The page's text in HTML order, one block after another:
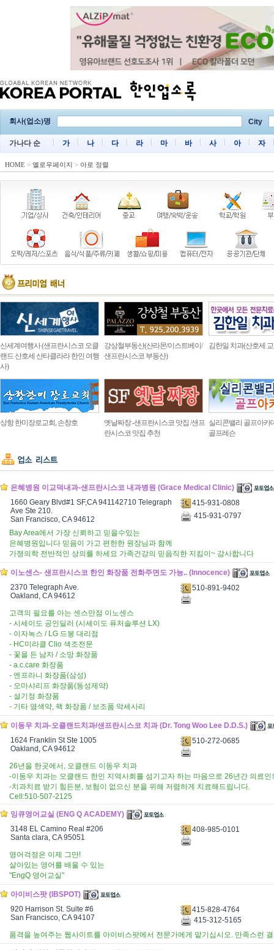
회사(업소)명 City
가나다 순 가 나 다 라 마 바 사 아 자
HOME > 옐로우페이지 > 아로 정렬
신세계여행사 (샌프란시스코 오클
랜드 산호세 산타클라라 한인 여행
사)
강상철부동산(산라몬/이스트베이/
샌프란시스코 부동산)
김한일 치과(산호세
상항 한미장로교회, 손창호
옛날짜장 -샌프란시스코 맛집 /샌프
란시스코 맛집 추천
실리콘밸리 골프아카
골프레슨
은혜병원 이교덕내과-샌프란시스코 내과병원 (Grace Medical Clinic)
1660 Geary Blvd#1 SF,CA 941142710 Telegraph
Ave Ste 210.
San Francisco, CA 94612
415-931-0808
415-931-0797
Bay Area에서 가장 신뢰하고 믿을수있는
은혜병원입니다 믿음이 가고 편한한 원장님과 함께
가졍의학 전반적인 상의를 하세요 가족건강의 믿음직한 지킴이~ 감사합니다
이노센스- 샌프란시스코 한인 화장품 전화주면도 가능.. (Innocence)
2370 Telegraph Ave.
Oakland, CA 94612
510-891-9402
고객의 필요를 아는 센스만점 이노센스
- 시세이도 공인딜러 (시세이도 퓨처솔루션 LX)
- 이자녹스 / LG 드봉 대리점
- HC미라클 Clio 색조전문
- 꽃을 든 남자 / 소망 화장품
- a.c.care 화장품
- 엔프라니 화장품(삼성)
- 오마샤리프 화장품(동성제약)
- 설기정 화장품
- 기타 염색약, 팩 화장품 / 보조품 악세사리
이동우 치과-오클랜드치과/샌프란시스코 치과 (Dr. Tong Woo Lee D.D.S.)
1624 Franklin St Ste 1005
Oakland, CA 94612
510-272-0685
26년을 한곳에서, 오클랜드 이동우 치과
-이동우 치과는 오클랜드 한인 지역사회를 섬기고자 하는 마음으로 26년간 의료인
-치과치료 받기 힘든분, 보험이 없으신 분을 위해 저렴하게 치료해드립니다.
Cell:510-507-2125
잉큐영어교실 (ENG Q ACADEMY)
3148 EL Camino Real #206
Santa clara, CA 95051
408-985-0101
영어걱정은 이제 그만!
살아있는 영어를 배울 수 있는
"EngQ 영어교실"
아이비스팟 (IBSPOT)
920 Harrison St. Suite #6
San Francisco, CA 94107
415-828-4764
415-312-5165
품격을 높여주는 웹사이트를 아이비스팟에서 전문가에게 맡기십시오. 만족스런